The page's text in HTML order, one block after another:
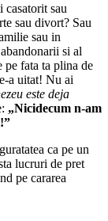
casatorit sau
sau divort? Sau
sau in
si al
fata ta plina de
a uitat! Nu ai
este deja
„Nicidecum n-am
ca pe un
lucruri de pret
pe cararea